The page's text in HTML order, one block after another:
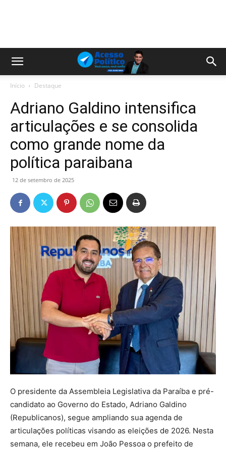
Início Destaque
Adriano Galdino intensifica
articulações e se consolida
como grande nome da
política paraibana
12 de setembro de 2025
O presidente da Assembleia Legislativa da Paraíba e pré-
candidato ao Governo do Estado, Adriano Galdino
(Republicanos), segue ampliando sua agenda de
articulações políticas visando as eleições de 2026. Nesta
semana, ele recebeu em João Pessoa o prefeito de